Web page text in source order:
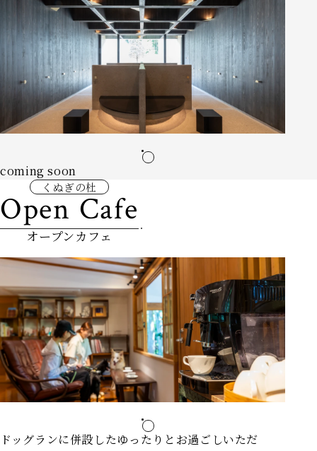
coming soon
くぬぎの杜
Open Cafe
オープンカフェ
ドッグランに併設したゆったりとお過ごしいただ